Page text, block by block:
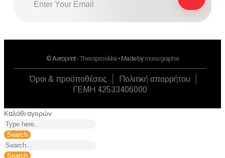
© Aeroprint -Thessprosklisi • Made bymonographix
Όροι & προϋποθέσεις
Πολιτική απορρήτου
ΓΕΜΗ 42533406000
Καλάθι αγορών